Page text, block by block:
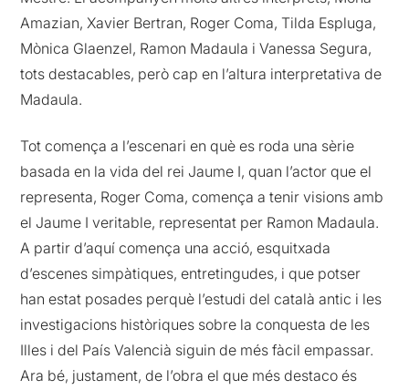
Amazian, Xavier Bertran, Roger Coma, Tilda Espluga,
Mònica Glaenzel, Ramon Madaula i Vanessa Segura,
tots destacables, però cap en l’altura interpretativa de
Madaula.
Tot comença a l’escenari en què es roda una sèrie
basada en la vida del rei Jaume I, quan l’actor que el
representa, Roger Coma, comença a tenir visions amb
el Jaume I veritable, representat per Ramon Madaula.
A partir d’aquí comença una acció, esquitxada
d’escenes simpàtiques, entretingudes, i que potser
han estat posades perquè l’estudi del català antic i les
investigacions històriques sobre la conquesta de les
Illes i del País Valencià siguin de més fàcil empassar.
Ara bé, justament, de l’obra el que més destaco és